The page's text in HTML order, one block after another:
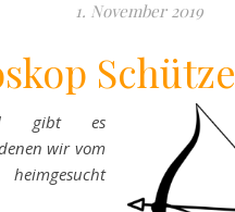
1. November 2019
Schütze
wir vom